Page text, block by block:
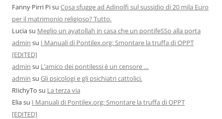
Fanny Pirri Pisu Cosa sfugge ad Adinolfi sul sussidio di 20 mila Euro
per il matrimonio religioso? Tutto.
Luciasu Meglio un ayatollah in casa che un pontifeSSo alla porta
admin su I Manuali di Pontilex.org: Smontare la truffa di OPPT
[EDITED]
admin su L’amico dei pontilessi è un censore …
admin su Gli psicologi e gli psichiatri cattolici.
RIichyTo su La terza via
Eliasu I Manuali di Pontilex.org: Smontare la truffa di OPPT
[EDITED]